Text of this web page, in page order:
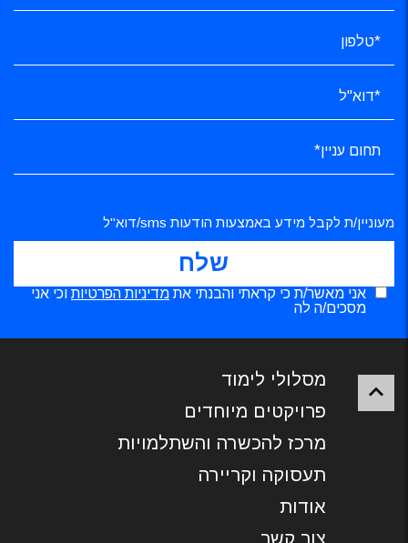
מעוניין/ת לקבל מידע באמצעות הודעות sms/דוא"ל
אני מאשר/ת כי קראתי והבנתי את מדיניות הפרטיות וכי אני
מסכים/ה לה
מסלולי לימוד
פרויקטים מיוחדים
מרכז להכשרה והשתלמויות
תעסוקה וקריירה
אודות
צור קשר